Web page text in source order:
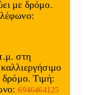
με δρόμο.
στη
δρόμο. Τιμή:
6946464125